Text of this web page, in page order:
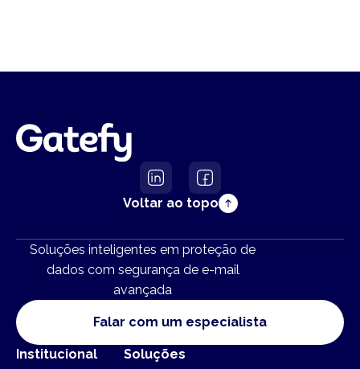
Voltar ao topo
Soluções inteligentes em proteção de
dados com segurança de e-mail
avançada
Falar com um especialista
Institucional Soluções